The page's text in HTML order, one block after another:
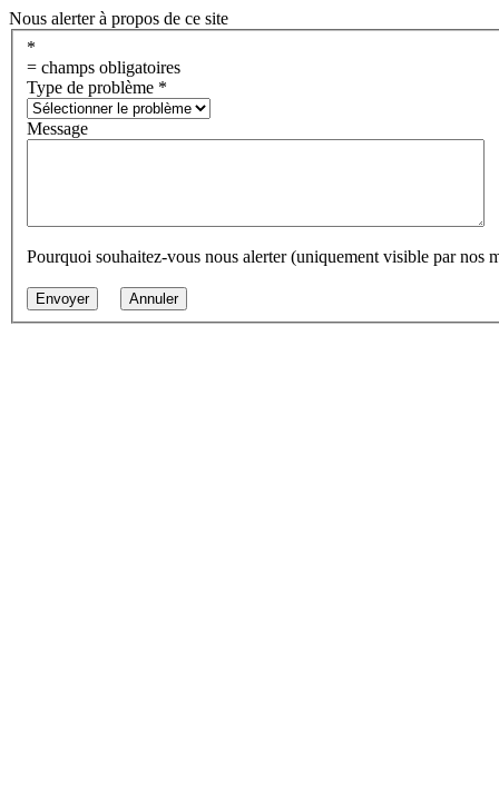
Nous alerter à propos de ce site
*
= champs obligatoires
Type de problème *
Message
Pourquoi souhaitez-vous nous alerter (uniquement visible par nos